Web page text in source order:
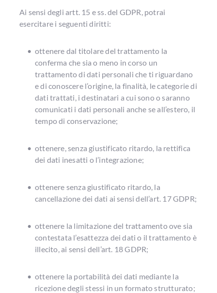
Ai sensi degli artt. 15 e ss. del GDPR, potrai
esercitare i seguenti diritti:
ottenere dal titolare del trattamento la
conferma che sia o meno in corso un
trattamento di dati personali che ti riguardano
e di conoscere l’origine, la finalità, le categorie di
dati trattati, i destinatari a cui sono o saranno
comunicati i dati personali anche se all’estero, il
tempo di conservazione;
ottenere, senza giustificato ritardo, la rettifica
dei dati inesatti o l’integrazione;
ottenere senza giustificato ritardo, la
cancellazione dei dati ai sensi dell’art. 17 GDPR;
ottenere la limitazione del trattamento ove sia
contestata l’esattezza dei dati o il trattamento è
illecito, ai sensi dell’art. 18 GDPR;
ottenere la portabilità dei dati mediante la
ricezione degli stessi in un formato strutturato;